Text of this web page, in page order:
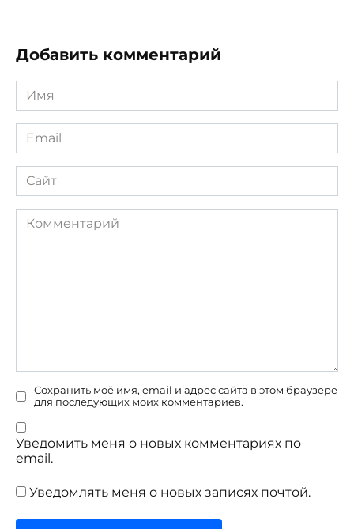
Добавить комментарий
Имя
Email
Сайт
Комментарий
Сохранить моё имя, email и адрес сайта в этом браузере
для последующих моих комментариев.
Уведомить меня о новых комментариях по
email.
Уведомлять меня о новых записях почтой.